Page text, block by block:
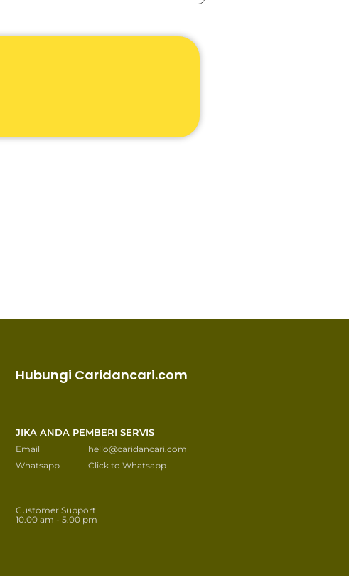
Hubungi Caridancari.com
JIKA ANDA PEMBERI SERVIS
Email
hello@caridancari.com
Whatsapp
Click to Whatsapp
Customer Support
10.00 am - 5.00 pm